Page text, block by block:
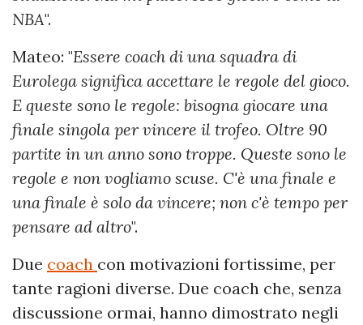
NBA".
Mateo: "Essere coach di una squadra di
Eurolega significa accettare le regole del gioco.
E queste sono le regole: bisogna giocare una
finale singola per vincere il trofeo. Oltre 90
partite in un anno sono troppe. Queste sono le
regole e non vogliamo scuse. C'è una finale e
una finale è solo da vincere; non c'è tempo per
pensare ad altro".
Due coach con motivazioni fortissime, per
tante ragioni diverse. Due coach che, senza
discussione ormai, hanno dimostrato negli